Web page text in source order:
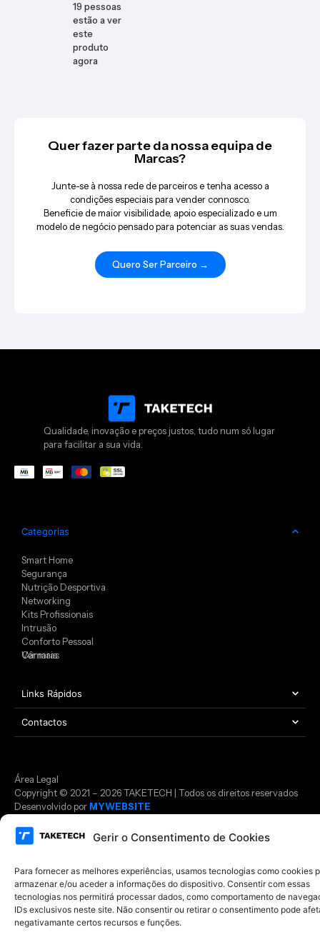
Gerir o Consentimento de Cookies
Para fornecer as melhores experiências, usamos tecnologias como cookies
armazenar e/ou aceder a informações do dispositivo. Consentir com essas
tecnologias nos permitirá processar dados, como comportamento de
IDs exclusivos neste site. Não consentir ou retirar o consentimento pode
negativamante certos recursos e funções.
19 pessoas
estão a ver
este
produto
agora
Quer fazer parte da nossa equipa de
Marcas?
Junte-se à nossa rede de parceiros e tenha acesso a
condições especiais para vender connosco.
Beneficie de maior visibilidade, apoio especializado e um
modelo de negócio pensado para potenciar as suas vendas.
Quero Ser Parceiro →
Qualidade, inovação e preços justos, tudo num só lugar
para facilitar a sua vida.
Categorias
Smart Home
Segurança
Nutrição Desportiva
Networking
Kits Profissionais
Intrusão
Conforto Pessoal
Câmaras
Ver mais
Links Rápidos
Contactos
Copyright © 2021 – 2026 TAKETECH | Todos os direitos reservados
Desenvolvido por MYWEBSITE
Área Legal